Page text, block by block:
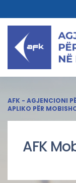
AFK - AGJENCIONI
APLIKO PËR
AFK